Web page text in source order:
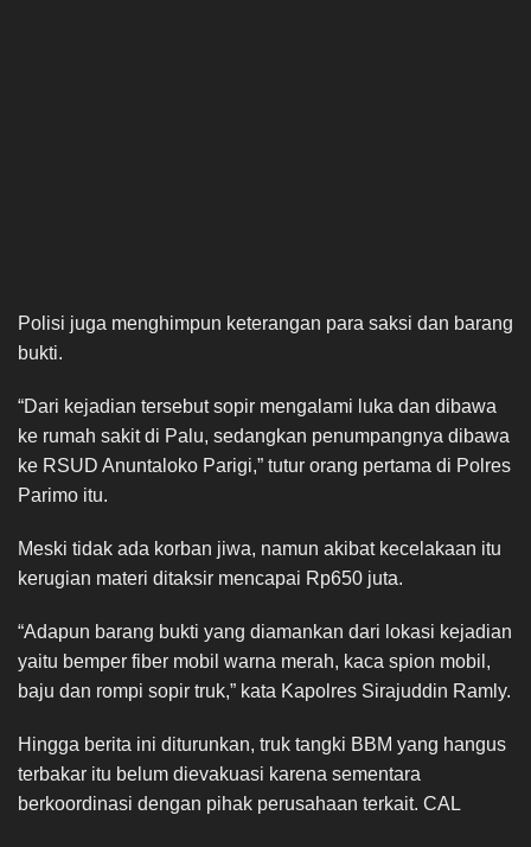
Polisi juga menghimpun keterangan para saksi dan barang
bukti.
“Dari kejadian tersebut sopir mengalami luka dan dibawa
ke rumah sakit di Palu, sedangkan penumpangnya dibawa
ke RSUD Anuntaloko Parigi,” tutur orang pertama di Polres
Parimo itu.
Meski tidak ada korban jiwa, namun akibat kecelakaan itu
kerugian materi ditaksir mencapai Rp650 juta.
“Adapun barang bukti yang diamankan dari lokasi kejadian
yaitu bemper fiber mobil warna merah, kaca spion mobil,
baju dan rompi sopir truk,” kata Kapolres Sirajuddin Ramly.
Hingga berita ini diturunkan, truk tangki BBM yang hangus
terbakar itu belum dievakuasi karena sementara
berkoordinasi dengan pihak perusahaan terkait. CAL